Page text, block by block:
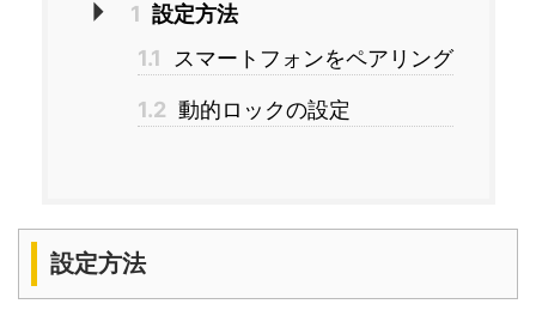
1 設定方法
1.1
スマートフォンをペアリング
1.2 動的ロックの設定
設定方法